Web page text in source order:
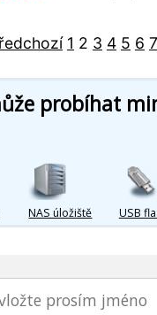
1 2 3 4 5 6 7
probíhat
NAS úložiště USB